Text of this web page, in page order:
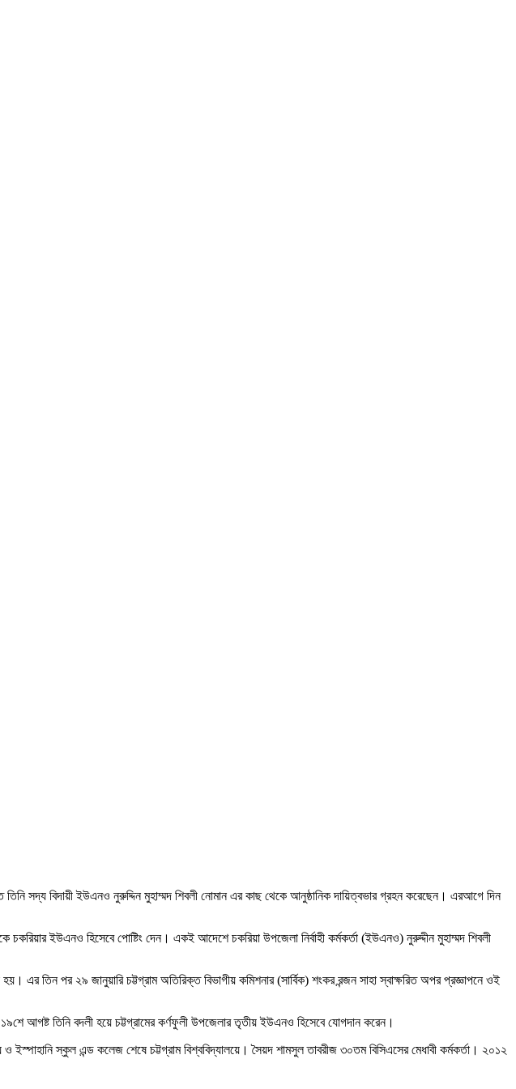
সদ্য বিদায়ী ইউএনও নুরুদ্দিন মুহাম্মদ শিবলী নোমান এর কাছ থেকে আনুষ্ঠানিক দায়িত্বভার গ্রহন করেছেন। এরআগে দিন
চকরিয়ার ইউএনও হিসেবে পোষ্টিং দেন। একই আদেশে চকরিয়া উপজেলা নির্বাহী কর্মকর্তা (ইউএনও) নুরুদ্দীন মুহাম্মদ শিবলী
তিন পর ২৯ জানুয়ারি চট্টগ্রাম অতিরিক্ত বিভাগীয় কমিশনার (সার্বিক) শংকর রন্জন সাহা স্বাক্ষরিত অপর প্রজ্ঞাপনে ওই
আগষ্ট তিনি বদলী হয়ে চট্টগ্রামের কর্ণফুলী উপজেলার তৃতীয় ইউএনও হিসেবে যোগদান করেন।
ইস্পাহানি স্কুল এন্ড কলেজ শেষে চট্টগ্রাম বিশ্ববিদ্যালয়ে। সৈয়দ শামসুল তাবরীজ ৩০তম বিসিএসের মেধাবী কর্মকর্তা। ২০১২